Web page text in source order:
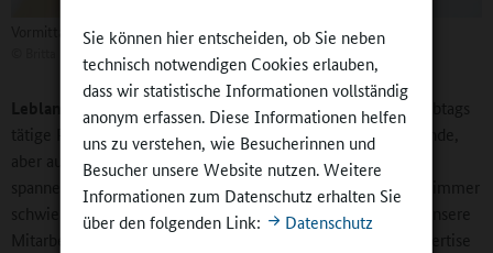
Sie können hier entscheiden, ob Sie neben
technisch notwendigen Cookies erlauben,
dass wir statistische Informationen vollständig
anonym erfassen. Diese Informationen helfen
uns zu verstehen, wie Besucherinnen und
Besucher unsere Website nutzen. Weitere
Informationen zum Datenschutz erhalten Sie
über den folgenden Link:
Datenschutz
Vormittag und Nachmittag sind verbunden
Leblang:
Insgesamt sind in den 14 Schulen 150 zumeist halbtags
tätige Personen aktiv. Auf sie wartet täglich eine anstrengende,
aber auch sehr attraktive und interessante Arbeit mit vielen
spannenden Kontakten. Auch wir merken natürlich, dass es immer
schwieriger wird, ausreichend Fachpersonal zu gewinnen. Unsere
Mitarbeitenden bringen eine große und buntgemischte Expertise